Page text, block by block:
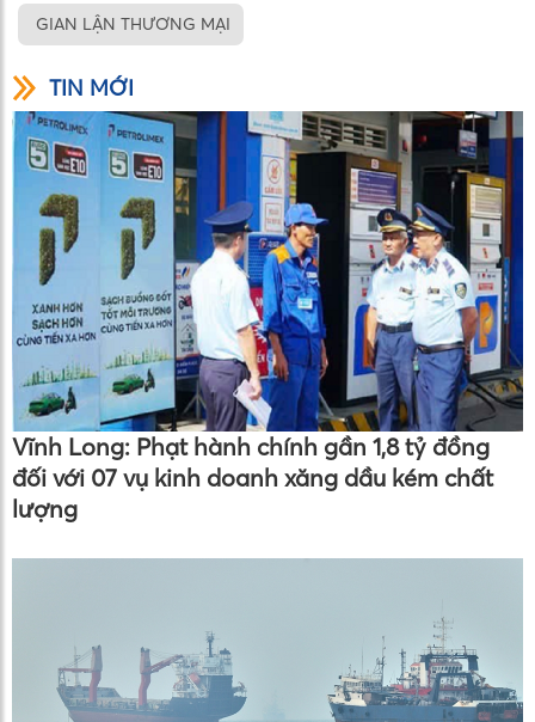
GIAN LẬN THƯƠNG MẠI
TIN MỚI
Vĩnh Long: Phạt hành chính gần 1,8 tỷ đồng
đối với 07 vụ kinh doanh xăng dầu kém chất
lượng